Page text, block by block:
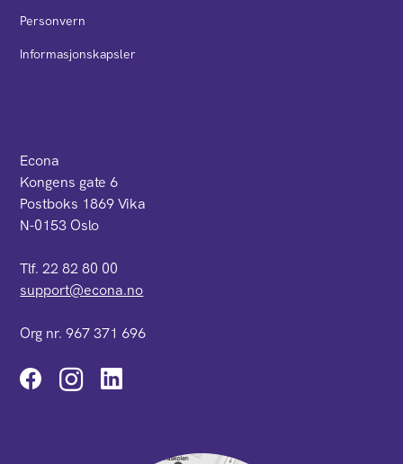
Personvern
Informasjonskapsler
Econa
Kongens gate 6
Postboks 1869 Vika
N-0153 Oslo
Tlf. 22 82 80 00
support@econa.no
Org nr. 967 371 696
Instagram